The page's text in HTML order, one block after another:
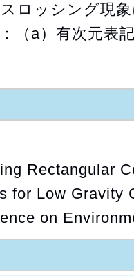
ロッシング現
（a）有次元表
Rectangular
for Low Gravity
on